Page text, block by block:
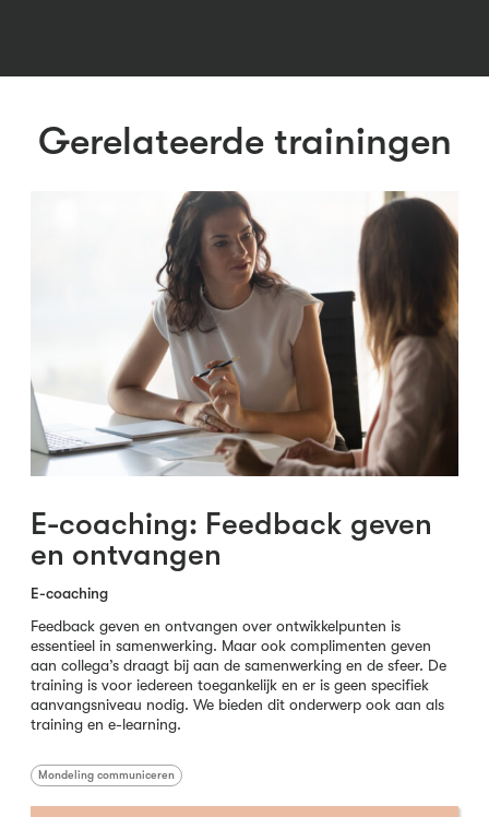
Gerelateerde trainingen
E-coaching: Feedback geven
en ontvangen
E-coaching
Feedback geven en ontvangen over ontwikkelpunten is
essentieel in samenwerking. Maar ook complimenten geven
aan collega’s draagt bij aan de samenwerking en de sfeer. De
training is voor iedereen toegankelijk en er is geen specifiek
aanvangsniveau nodig. We bieden dit onderwerp ook aan als
training en e-learning.
Mondeling communiceren